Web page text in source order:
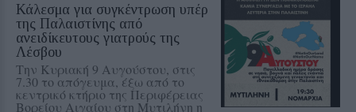
Κάλεσμα για συγκέντρωση υπέρ
της Παλαιστίνης από
ανειδίκευτους γιατρούς της
Λέσβου
Την Κυριακή 9 Αυγούστου, στις
7.30 το απόγευμα, έξω από το
κεντρικό κτήριο της Περιφέρειας
Βορείου Αιγαίου στη Μυτιλήνη η